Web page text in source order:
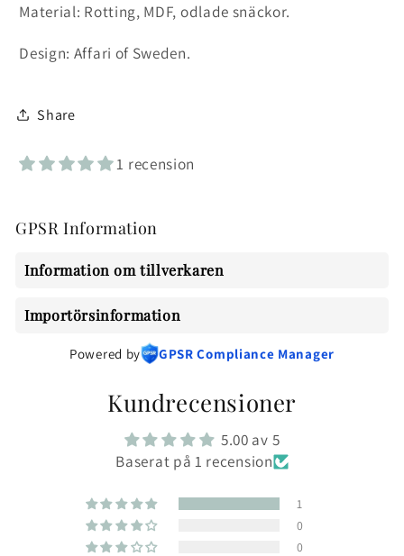
Material: Rotting, MDF, odlade snäckor.
Design: Affari of Sweden.
Share
1 recension
GPSR Information
Information om tillverkaren
Importörsinformation
Powered by GPSR Compliance Manager
Kundrecensioner
5.00 av 5
Baserat på 1 recension
1
0
0